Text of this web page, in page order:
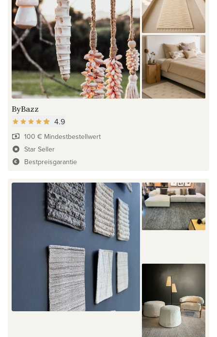
ByBazz
4.9
100 € Mindestbestellwert
Star Seller
Bestpreisgarantie